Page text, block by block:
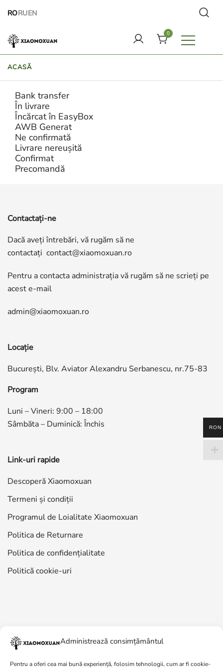
Administrează consimțământul
Pentru a oferi cea mai bună experiență, folosim tehnologii, cum ar fi cookie-
direct
conținut
RORUEN
Lumea cosmeticelor naturale Xiaomoxuan
0
ACASĂ
Bank transfer
În livrare
Încărcat în EasyBox
AWB Generat
Ne confirmată
Livrare nereușită
Confirmat
Precomandă
Contactaţi-ne
Dacă aveți întrebări, vă rugăm să ne
contactați contact@xiaomoxuan.ro
Pentru a contacta administrația vă rugăm să ne scrieți pe
acest e-mail
admin@xiaomoxuan.ro
Locație
București, Blv. Aviator Alexandru Serbanescu, nr.75-83
Program
Luni – Vineri: 9:00 – 18:00
Sâmbăta – Duminică: Închis
Link-uri rapide
Descoperă Xiaomoxuan
Termeni și condiții
Programul de Loialitate Xiaomoxuan
Politica de Returnare
Politica de confidențialitate
Politică cookie-uri
RON